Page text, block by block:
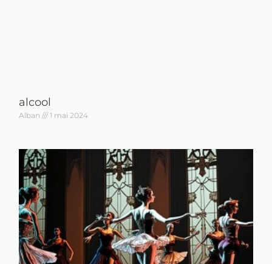
alcool
Alban 1 mai 2024